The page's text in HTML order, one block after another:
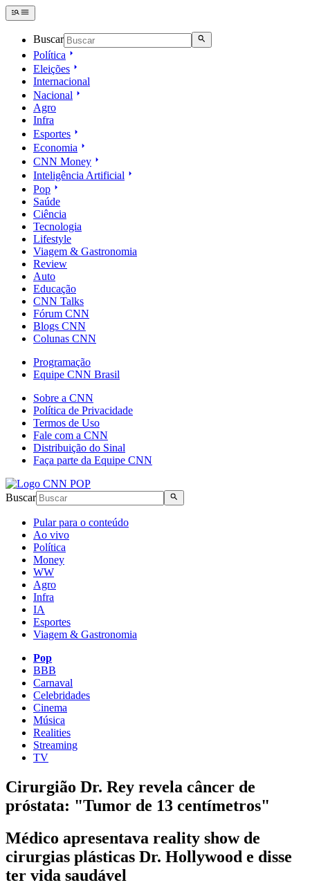
Buscar
Política
Eleições
Internacional
Nacional
Agro
Infra
Esportes
Economia
CNN Money
Inteligência Artificial
Pop
Saúde
Ciência
Tecnologia
Lifestyle
Viagem & Gastronomia
Review
Auto
Educação
CNN Talks
Fórum CNN
Blogs CNN
Colunas CNN
Programação
Equipe CNN Brasil
Sobre a CNN
Política de Privacidade
Termos de Uso
Fale com a CNN
Distribuição do Sinal
Faça parte da Equipe CNN
Buscar
Pular para o conteúdo
Ao vivo
Política
Money
WW
Agro
Infra
IA
Esportes
Viagem & Gastronomia
Pop
BBB
Carnaval
Celebridades
Cinema
Música
Realities
Streaming
TV
Cirurgião Dr. Rey revela câncer de
próstata: "Tumor de 13 centímetros"
Médico apresentava reality show de
cirurgias plásticas Dr. Hollywood e disse
ter vida saudável